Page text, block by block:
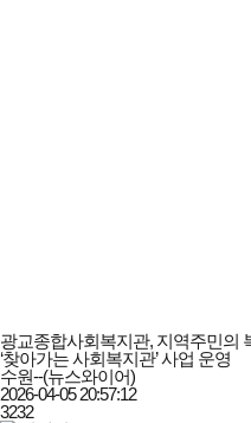
광교종합사회복지관, 지역주민의
‘찾아가는 사회복지관’ 사업 운영
수원--(뉴스와이어)
2026-04-05 20:57:12
3232